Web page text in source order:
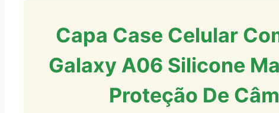
Capa Case Celular
Galaxy A06 Silicone
Proteção De